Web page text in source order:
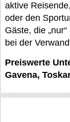
aktive
oder den
Gäste, die
bei der
Preiswerte
Gavena,